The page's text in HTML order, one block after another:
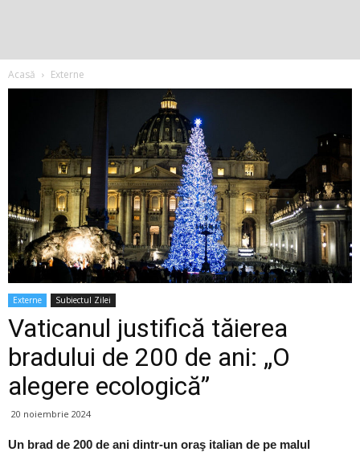
Acasă Externe
Externe Subiectul Zilei
Vaticanul justifică tăierea
bradului de 200 de ani: „O
alegere ecologică”
20 noiembrie 2024
Un brad de 200 de ani dintr-un oraş italian de pe malul